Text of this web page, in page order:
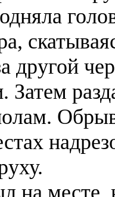
другой
Затем